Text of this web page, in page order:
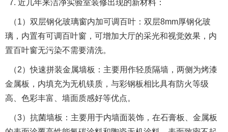
7. 近几年来洁净实验室装修出现的新材料：
（1）双层钢化玻璃窗内加可调百叶：双层8mm厚钢化玻
璃，内置有可调百叶窗，可增加大厅的采光和视觉效果，内
置百叶窗无污染不需要清洗。
（2）快速拼装金属墙板：主要用作轻质隔墙，两侧为烤漆
金属板，内填充为无机镁质，与彩钢板相比具有防火等级
高、色彩丰富、墙面质感好等优点。
（3）抗菌墙板：主要用于内墙面装饰，在石膏板、金属板